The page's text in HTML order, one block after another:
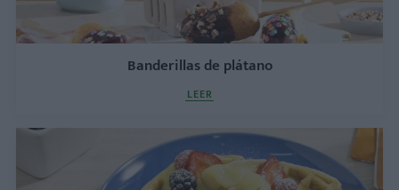
Banderillas de plátano
LEER